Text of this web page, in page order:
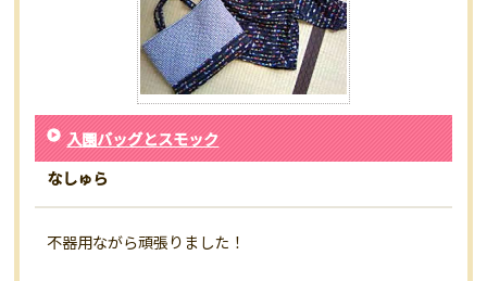
入園バッグとスモック
なしゅら
不器用ながら頑張りました！